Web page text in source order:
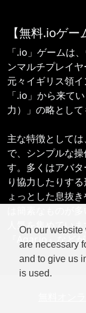
【無料.ioゲー
「.io」ゲームは
ンマルチプレイ
元々イギリス領
「.io」から来て
力）」の略として
主な特徴として
で、シンプルな
す。多くはアバ
り協力したりす
ょっとした息抜
は簡素なものが
人気を集めてい
『Agar.io』など
On our
are necessary
and to give us
is used.